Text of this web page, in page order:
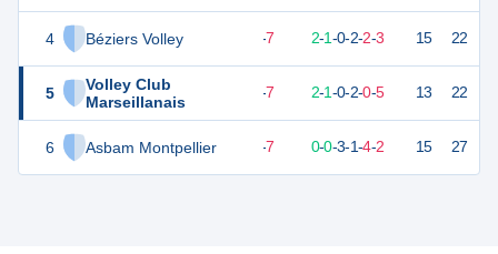
4 Béziers Volley
5
Volley Club
Marseillanais
6 Asbam Montpellier
11 -7 2-1-0-2-2-3 15 22
-7 2-1-0-2-0-5 13 22
7 10 -7 0-0-3-1-4-2 15 27